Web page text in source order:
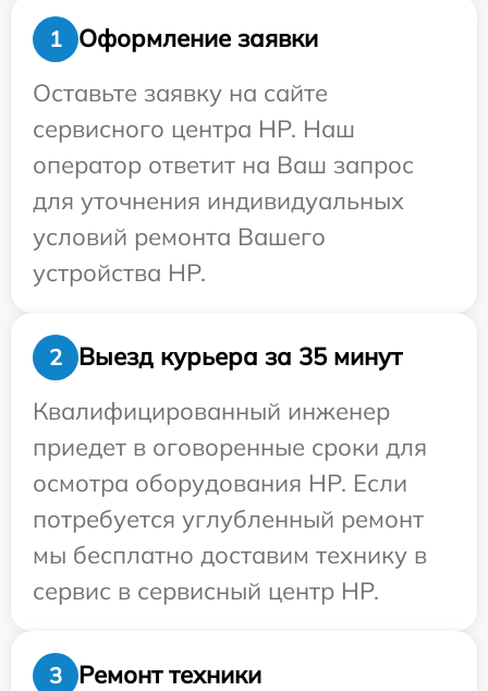
1
Оформление заявки
Оставьте заявку на сайте
сервисного центра HP. Наш
оператор ответит на Ваш запрос
для уточнения индивидуальных
условий ремонта Вашего
устройства HP.
2
Выезд курьера за 35 минут
Квалифицированный инженер
приедет в оговоренные сроки для
осмотра оборудования HP. Если
потребуется углубленный ремонт
мы бесплатно доставим технику в
сервис в сервисный центр HP.
3
Ремонт техники